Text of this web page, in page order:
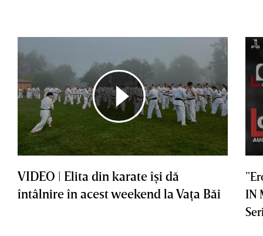
VIDEO | Elita din karate îşi dă
întâlnire în acest weekend la Vaţa Băi
IN